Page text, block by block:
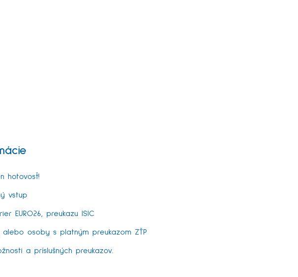
hotovosť!
vstup
EURO26, preukazu ISIC
osoby s platným preukazom ZŤP
a príslušných preukazov.